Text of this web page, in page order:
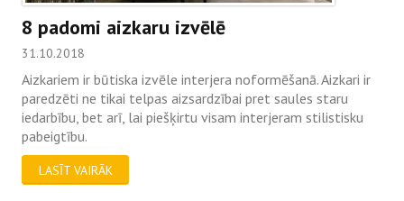
8 padomi aizkaru izvēlē
31.10.2018
Aizkariem ir būtiska izvēle interjera noformēšanā. Aizkari ir
paredzēti ne tikai telpas aizsardzībai pret saules staru
iedarbību, bet arī, lai piešķirtu visam interjeram stilistisku
pabeigtību.
LASĪT VAIRĀK